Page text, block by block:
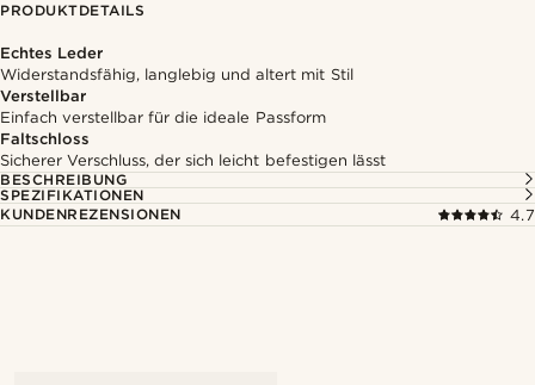
PRODUKTDETAILS
Echtes Leder
Widerstandsfähig, langlebig und altert mit Stil
Verstellbar
Einfach verstellbar für die ideale Passform
Faltschloss
Sicherer Verschluss, der sich leicht befestigen lässt
BESCHREIBUNG
SPEZIFIKATIONEN
KUNDENREZENSIONEN
4.7